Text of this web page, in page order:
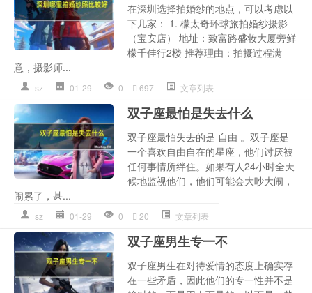
在深圳选择拍婚纱的地点，可以考虑以
下几家： 1. 檬太奇环球旅拍婚纱摄影
（宝安店） 地址：致富路盛妆大厦旁鲜
檬千佳行2楼 推荐理由：拍摄过程满
意，摄影师...
sz 01-29 0 697 文章列表
双子座最怕是失去什么
双子座最怕失去的是 自由 。双子座是
一个喜欢自由自在的星座，他们讨厌被
任何事情所绊住。如果有人24小时全天
候地监视他们，他们可能会大吵大闹，
闹累了，甚...
sz 01-29 0 20 文章列表
双子座男生专一不
双子座男生在对待爱情的态度上确实存
在一些矛盾，因此他们的专一性并不是